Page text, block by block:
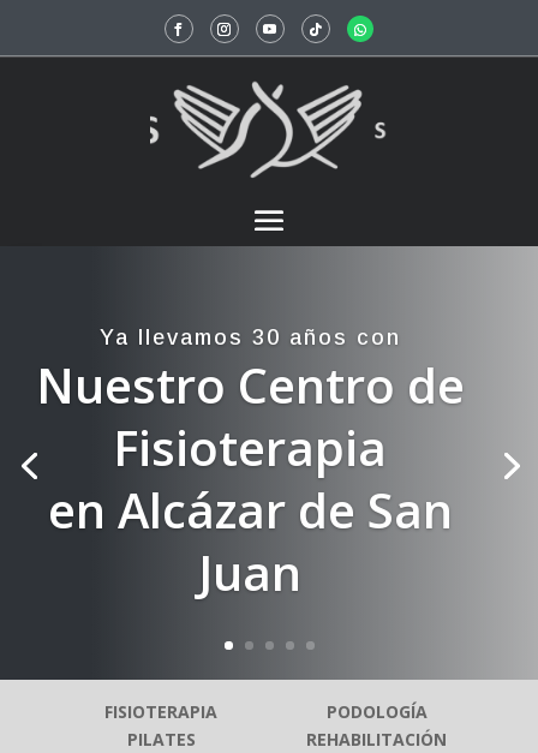
Ya llevamos 30 años con
Nuestro Centro de
Fisioterapia
en Alcázar de San
Juan
FISIOTERAPIA
PODOLOGÍA
PILATES
REHABILITACIÓN